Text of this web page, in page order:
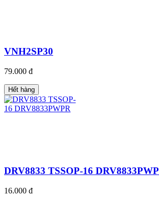
VNH2SP30
79.000 đ
Hết hàng
DRV8833 TSSOP-16
16.000 đ